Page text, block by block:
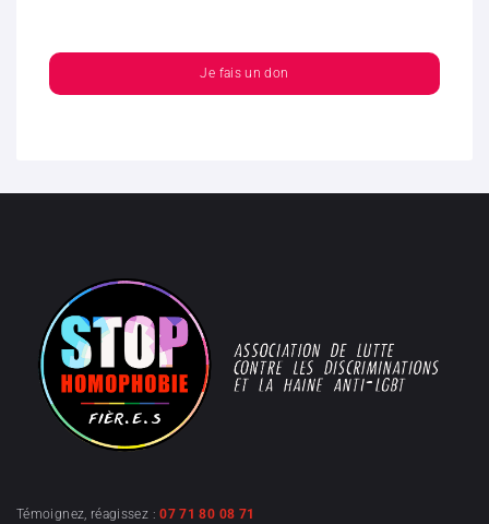
Je fais un don
Témoignez, réagissez :07 71 80 08 71